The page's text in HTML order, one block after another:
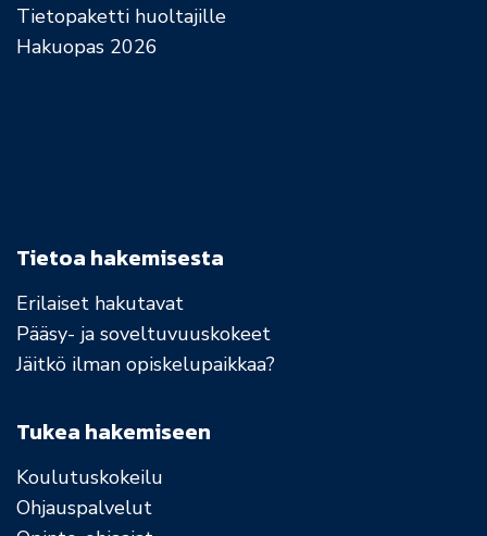
Tietopaketti huoltajille
Hakuopas 2026
Tietoa hakemisesta
Erilaiset hakutavat
Pääsy- ja soveltuvuuskokeet
Jäitkö ilman opiskelupaikkaa?
Tukea hakemiseen
Koulutuskokeilu
Ohjauspalvelut